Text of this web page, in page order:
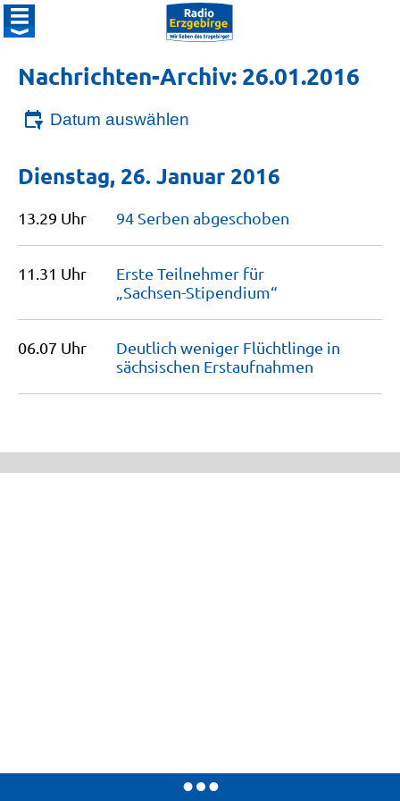
Nachrichten-Archiv: 26.01.2016
Datum auswählen
Dienstag, 26. Januar 2016
13.29 Uhr 94 Serben abgeschoben
11.31 Uhr
Erste Teilnehmer für
„Sachsen-Stipendium“
06.07 Uhr
Deutlich weniger Flüchtlinge in
sächsischen Erstaufnahmen